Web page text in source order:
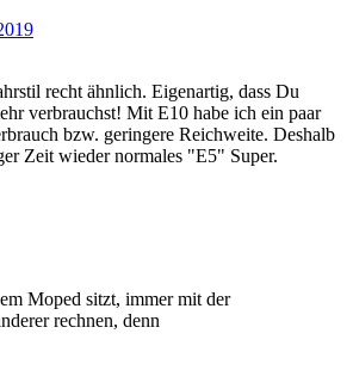
recht ähnlich. Eigenartig, dass Du
verbrauchst! Mit E10 habe ich ein paar
bzw. geringere Reichweite. Deshalb
Zeit wieder normales "E5" Super.
Moped sitzt, immer mit der
rechnen, denn